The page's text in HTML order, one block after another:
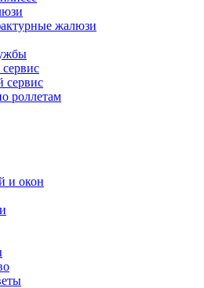
жалюзи
сервис
роллетам
и окон